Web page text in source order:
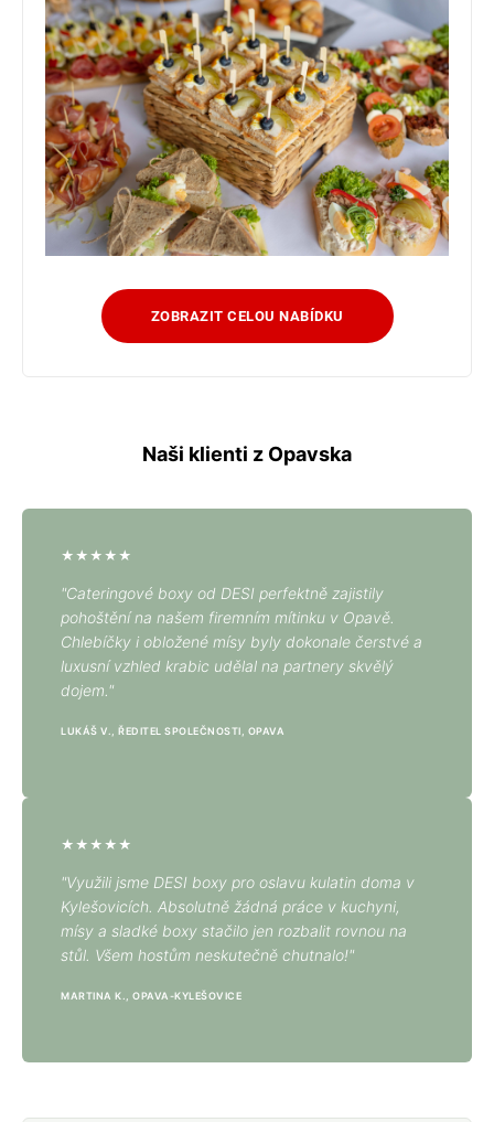
ZOBRAZIT CELOU NABÍDKU
Naši klienti z Opavska
★★★★★
"Cateringové boxy od DESI perfektně zajistily
pohoštění na našem firemním mítinku v Opavě.
Chlebíčky i obložené mísy byly dokonale čerstvé a
luxusní vzhled krabic udělal na partnery skvělý
dojem."
LUKÁŠ V., ŘEDITEL SPOLEČNOSTI, OPAVA
★★★★★
"Využili jsme DESI boxy pro oslavu kulatin doma v
Kylešovicích. Absolutně žádná práce v kuchyni,
mísy a sladké boxy stačilo jen rozbalit rovnou na
stůl. Všem hostům neskutečně chutnalo!"
MARTINA K., OPAVA-KYLEŠOVICE